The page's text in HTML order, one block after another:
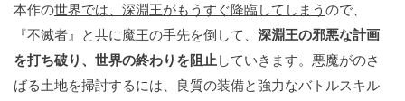
本作の世界では、深淵王がもうすぐ降臨してしまう ので、
『不滅者』と共に魔王の手先を倒して、 深淵王の邪悪な計画
を打ち破り、世界の終わりを阻止していきます。悪魔がのさ
ばる土地を掃討するには、良質の装備と強力なバトルスキル